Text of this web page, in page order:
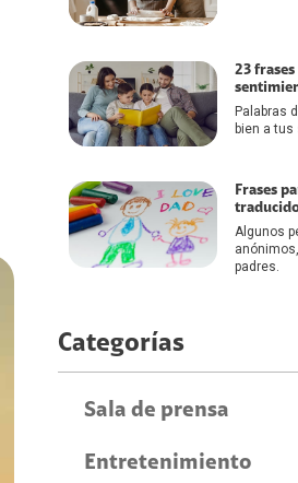
23
Palabras
bien a
Frases
Algunos
padres.
Categorías
Sala de prensa
Entretenimiento